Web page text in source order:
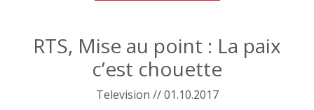
RTS, Mise au point : La paix
c’est chouette
Television // 01.10.2017